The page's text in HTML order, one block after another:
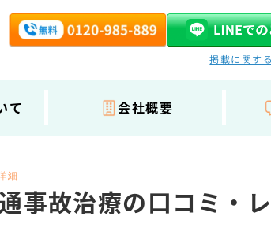
掲載に関す
て 会社概要
細
事故治療の口コミ・